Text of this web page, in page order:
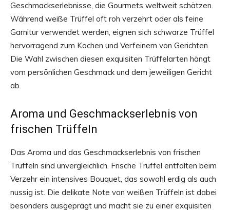
Geschmackserlebnisse, die Gourmets weltweit schätzen.
Während weiße Trüffel oft roh verzehrt oder als feine
Garnitur verwendet werden, eignen sich schwarze Trüffel
hervorragend zum Kochen und Verfeinern von Gerichten.
Die Wahl zwischen diesen exquisiten Trüffelarten hängt
vom persönlichen Geschmack und dem jeweiligen Gericht
ab.
Aroma und Geschmackserlebnis von
frischen Trüffeln
Das Aroma und das Geschmackserlebnis von frischen
Trüffeln sind unvergleichlich. Frische Trüffel entfalten beim
Verzehr ein intensives Bouquet, das sowohl erdig als auch
nussig ist. Die delikate Note von weißen Trüffeln ist dabei
besonders ausgeprägt und macht sie zu einer exquisiten